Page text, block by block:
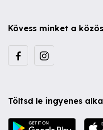
Kövess minket a
Töltsd le ingyenes